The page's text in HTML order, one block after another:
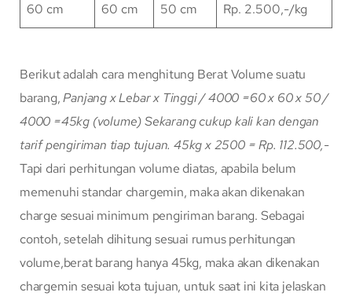
60 cm 60 cm 50 cm Rp. 2.500,-/kg
Berikut adalah cara menghitung Berat Volume suatu
barang,Panjang x Lebar x Tinggi / 4000 =60 x 60 x 50 /
4000 =45kg (volume)Sekarang cukup kali kan dengan
tarif pengiriman tiap tujuan. 45kg x 2500 = Rp. 112.500,-
Tapi dari perhitungan volume diatas, apabila belum
memenuhi standar chargemin, maka akan dikenakan
charge sesuai minimum pengiriman barang. Sebagai
contoh, setelah dihitung sesuai rumus perhitungan
volume,berat barang hanya 45kg, maka akan dikenakan
chargemin sesuai kota tujuan, untuk saat ini kita jelaskan